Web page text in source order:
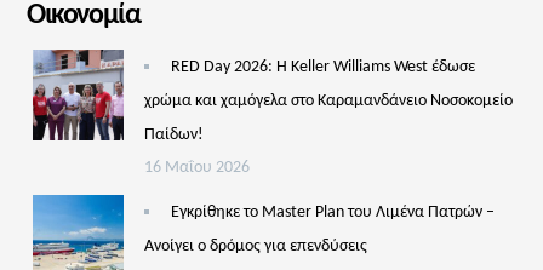
Οικονομία
RED Day 2026: Η Keller Williams West έδωσε
χρώμα και χαμόγελα στο Καραμανδάνειο Νοσοκομείο
Παίδων!
16 Μαΐου 2026
Εγκρίθηκε το Master Plan του Λιμένα Πατρών –
Aνοίγει ο δρόμος για επενδύσεις